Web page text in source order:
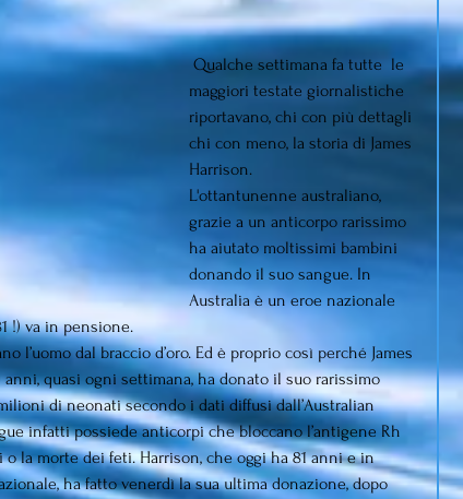
Qualche settimana fa tutte  le
maggiori testate giornalistiche
riportavano, chi con più dettagli
chi con meno, la storia di James
Harrison.
L'ottantunenne australiano,
grazie a un anticorpo rarissimo
ha aiutato moltissimi bambini
donando il suo sangue. In
Australia è un eroe nazionale
!) va in pensione.
l’uomo dal braccio d’oro. Ed è proprio così perché James
anni, quasi ogni settimana, ha donato il suo rarissimo
di neonati secondo i dati diffusi dall’Australian
infatti possiede anticorpi che bloccano l’antigene Rh
la morte dei feti. Harrison, che oggi ha 81 anni e in
ha fatto venerdì la sua ultima donazione, dopo